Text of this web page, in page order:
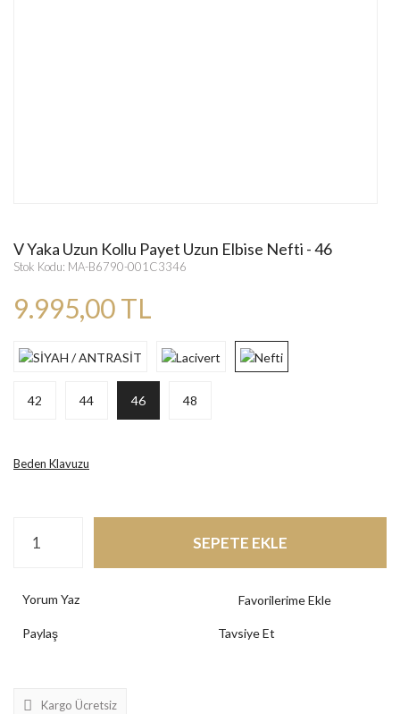
V Yaka Uzun Kollu Payet Uzun Elbise Nefti - 46
Stok Kodu: MA-B6790-001C3346
9.995,00 TL
42 44 46 48
Beden Klavuzu
SEPETE EKLE
Yorum Yaz
Paylaş Tavsiye Et
Kargo Ücretsiz